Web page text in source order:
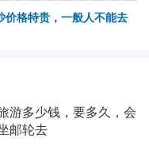
价格特贵，一般人不能去
游多少钱，要多久，会
邮轮去